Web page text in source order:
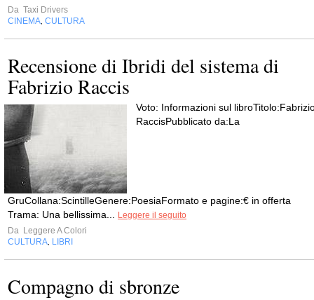
Da Taxi Drivers
CINEMA CULTURA
Recensione di Ibridi del sistema di
Fabrizio Raccis
Voto: Informazioni sul
RaccisPubblicato da:La
GruCollana:ScintilleGenere:PoesiaFormato e pagine:€ in offerta
Trama: Una bellissima...
Leggere il seguito
Da Leggere A Colori
CULTURA LIBRI
Compagno di sbronze